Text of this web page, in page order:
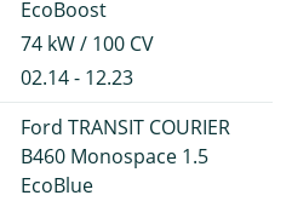
EcoBoost
74 kW / 100 CV
02.14 - 12.23
Ford TRANSIT COURIER
B460 Monospace 1.5
EcoBlue